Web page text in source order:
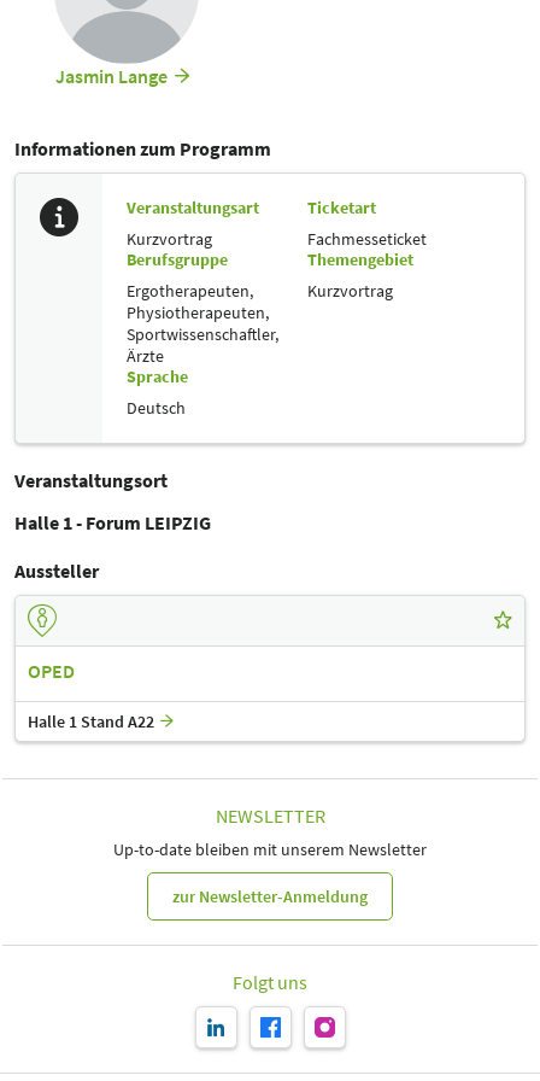
Jasmin Lange
Informationen zum Programm
Veranstaltungsart
Kurzvortrag
Ticketart
Fachmesseticket
Berufsgruppe
Ergotherapeuten,
Physiotherapeuten,
Sportwissenschaftler,
Ärzte
Themengebiet
Kurzvortrag
Sprache
Deutsch
Veranstaltungsort
Halle 1 - Forum LEIPZIG
Aussteller
OPED
Halle 1 Stand A22
NEWSLETTER
Up-to-date bleiben mit unserem Newsletter
zur Newsletter-Anmeldung
Folgt uns